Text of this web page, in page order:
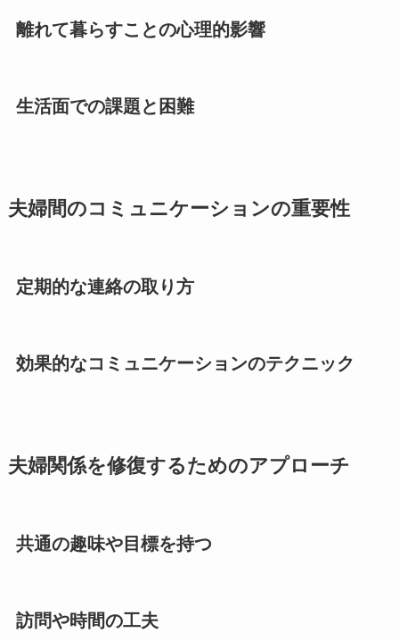
離れて暮らすことの心理的影響
生活面での課題と困難
夫婦間のコミュニケーションの重要性
定期的な連絡の取り方
効果的なコミュニケーションのテクニック
夫婦関係を修復するためのアプローチ
共通の趣味や目標を持つ
訪問や時間の工夫